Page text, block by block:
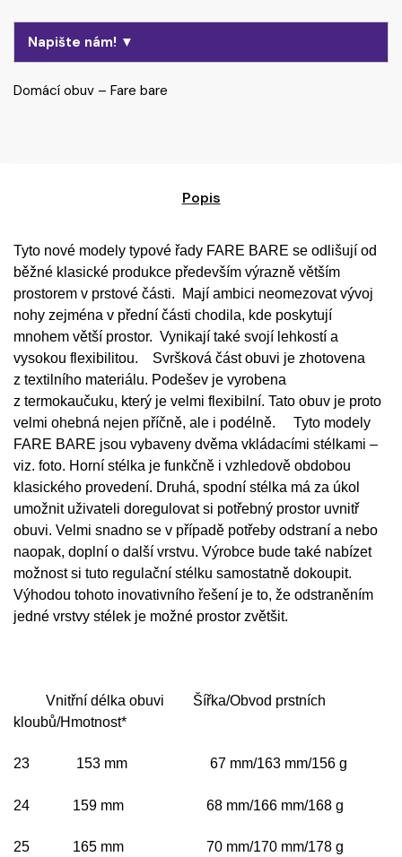
Napište nám! ▼
Domácí obuv – Fare bare
Popis
Tyto nové modely typové řady FARE BARE se odlišují od
běžné klasické produkce především výrazně větším
prostorem v prstové části. Mají ambici neomezovat vývoj
nohy zejména v přední části chodila, kde poskytují
mnohem větší prostor. Vynikají také svojí lehkostí a
vysokou flexibilitou. Svršková část obuvi je zhotovena
z textilního materiálu. Podešev je vyrobena
z termokaučuku, který je velmi flexibilní. Tato obuv je proto
velmi ohebná nejen příčně, ale i podélně. Tyto modely
FARE BARE jsou vybaveny dvěma vkládacími stélkami –
viz. foto. Horní stélka je funkčně i vzhledově obdobou
klasického provedení. Druhá, spodní stélka má za úkol
umožnit uživateli doregulovat si potřebný prostor uvnitř
obuvi. Velmi snadno se v případě potřeby odstraní a nebo
naopak, doplní o další vrstvu. Výrobce bude také nabízet
možnost si tuto regulační stélku samostatně dokoupit.
Výhodou tohoto inovativního řešení je to, že odstraněním
jedné vrstvy stélek je možné prostor zvětšit.
Vnitřní délka obuvi Šířka/Obvod prstních
kloubů/Hmotnost*
23 153 mm 67 mm/163 mm/156 g
24 159 mm 68 mm/166 mm/168 g
25 165 mm 70 mm/170 mm/178 g